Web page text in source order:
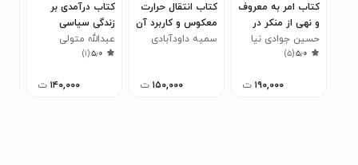
کتاب امر به معروف
و نهی از منکر در
سیره پیشوایان
حسین جوادی نیا
۵٫۰(۵)
۱۹۰,۰۰۰ ت
کتاب انتقال حرارت
معکوس و کاربرد آن
سمیه داودآبادی
۱۵۰,۰۰۰ ت
کتاب درآمدی بر
زندگی سیاسی
اجتماعی محمد
اقبال لاهوری
عبدالله متولی
۵٫۰(۱)
۱۴۰,۰۰۰ ت